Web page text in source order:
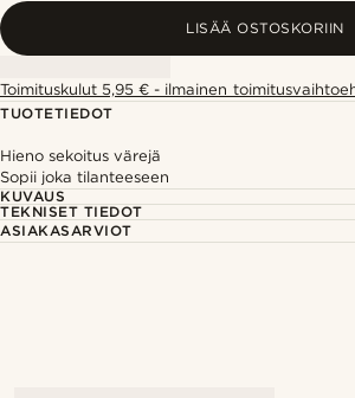
LISÄÄ OSTOSKORIIN
Toimituskulut 5,95 € - ilmainen
TUOTETIEDOT
Hieno sekoitus värejä
Sopii joka tilanteeseen
KUVAUS
TEKNISET TIEDOT
ASIAKASARVIOT